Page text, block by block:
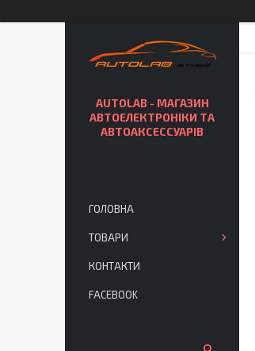
AUTOLAB - МАГАЗИН
АВТОЕЛЕКТРОНІКИ ТА
АВТОАКСЕССУАРІВ
ГОЛОВНА
ТОВАРИ
КОНТАКТИ
FACEBOOK